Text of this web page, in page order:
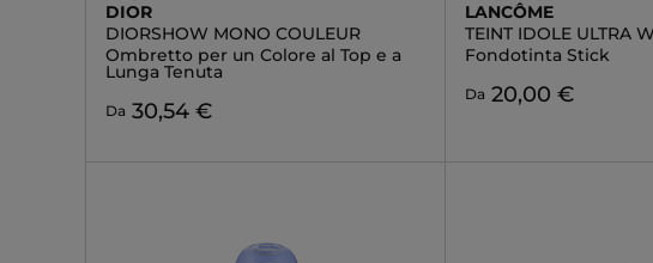
DIOR
DIORSHOW MONO COULEUR
Ombretto per un Colore al Top e a
Lunga Tenuta
Da 30,54 €
LANCÔME
TEINT IDOLE ULTRA
Fondotinta Stick
Da 20,00 €